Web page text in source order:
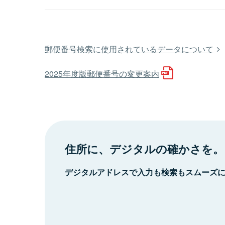
郵便番号検索に使用されているデータについて
2025年度版郵便番号の変更案内
住所に、デジタルの確かさを。
デジタルアドレスで入力も検索もスムーズ